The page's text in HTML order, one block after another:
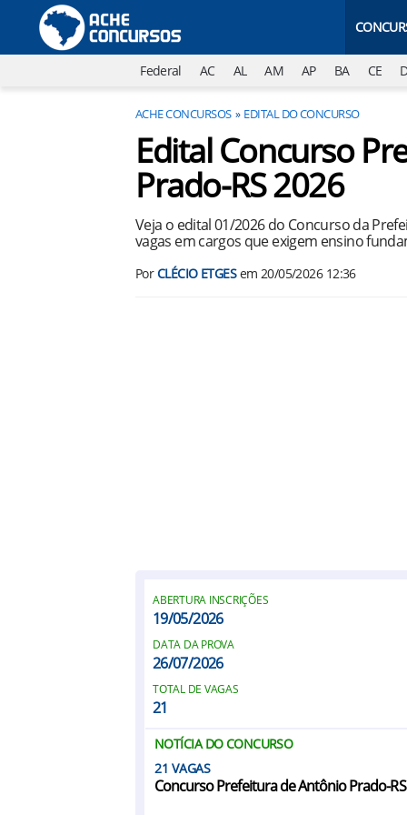
Federal AC AL AM AP BA CE
ACHE CONCURSOS EDITAL DO CONCURSO
Edital Concurso
Prado-RS 2026
Veja o edital 01/2026 do Concurso da
vagas em cargos que exigem ensino
PorCLÉCIO ETGESem 20/05/2026 12:36
ABERTURA INSCRIÇÕES
19/05/2026
DATA DA PROVA
26/07/2026
TOTAL DE VAGAS
21
NOTÍCIA DO CONCURSO
21
Concurso Prefeitura de Antônio Prado-